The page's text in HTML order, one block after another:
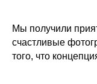
Мы получили
счастливые
того, что